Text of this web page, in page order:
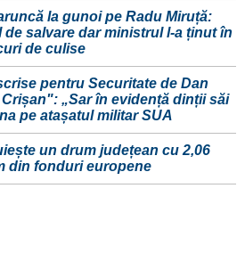
la gunoi pe Radu Miruță:
de salvare dar ministrul l-a ținut în
de culise
pentru Securitate de Dan
„Sar în evidență dinții săi
pe atașatul militar SUA
un drum județean cu 2,06
din fonduri europene